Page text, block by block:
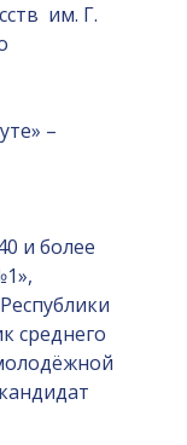
им. Г.
–
и более
среднего